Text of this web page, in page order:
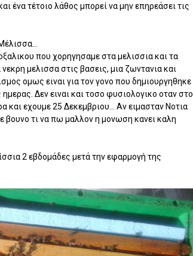
ένα τέτοιο λάθος μπορεί να μην επηρεάσει τις
που χορηγησαμε στα μελισσια και τα
μελισσα στις βασεις, μια ζωντανια και
ομως ειναι για τον γονο που δημιουργηθηκε
Δεν ειναι και τοσο φυσιολογικο οταν στο
και εχουμε 25 Δεκεμβριου... Αν ειμασταν Νοτια
βουνο τι να πω μαλλον η μονωση κανει καλη
2 εβδομάδες μετά την εφαρμογή της